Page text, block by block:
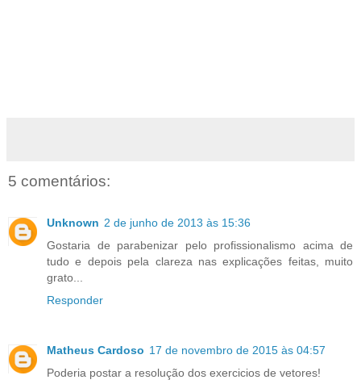
5 comentários:
Unknown 2 de junho de 2013 às 15:36
Gostaria de parabenizar pelo profissionalismo acima de
tudo e depois pela clareza nas explicações feitas, muito
grato...
Responder
Matheus Cardoso 17 de novembro de 2015 às 04:57
Poderia postar a resolução dos exercicios de vetores!